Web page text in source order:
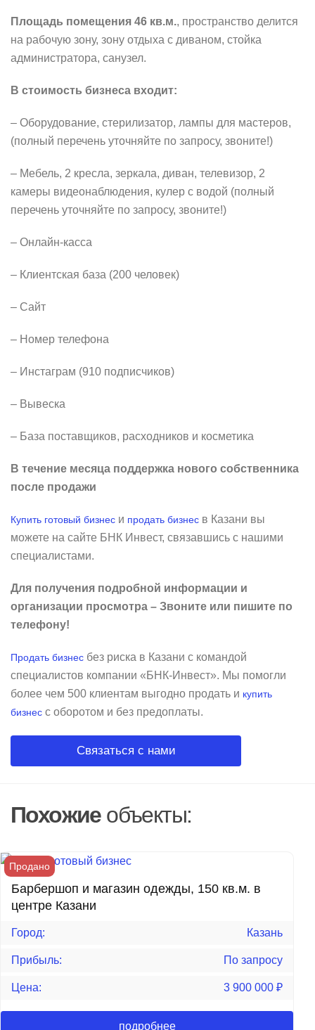
Площадь помещения 46 кв.м., пространство делится
на рабочую зону, зону отдыха с диваном, стойка
администратора, санузел.
В стоимость бизнеса входит:
– Оборудование, стерилизатор, лампы для мастеров,
(полный перечень уточняйте по запросу, звоните!)
– Мебель, 2 кресла, зеркала, диван, телевизор, 2
камеры видеонаблюдения, кулер с водой (полный
перечень уточняйте по запросу, звоните!)
– Онлайн-касса
– Клиентская база (200 человек)
– Сайт
– Номер телефона
– Инстаграм (910 подписчиков)
– Вывеска
– База поставщиков, расходников и косметика
В течение месяца поддержка нового собственника
после продажи
Купить готовый бизнес и продать бизнес в Казани вы
можете на сайте БНК Инвест, связавшись с нашими
специалистами.
Для получения подробной информации и
организации просмотра – Звоните или пишите по
телефону!
Продать бизнес без риска в Казани с командой
специалистов компании «БНК-Инвест». Мы помогли
более чем 500 клиентам выгодно продать и купить
бизнес с оборотом и без предоплаты.
Связаться с нами
Похожиеобъекты:
Продано
Барбершоп и магазин одежды, 150 кв.м. в
центре Казани
Город: Казань
Прибыль: По запросу
Цена: 3 900 000 ₽
подробнее